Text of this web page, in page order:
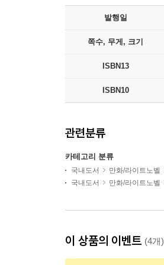
발행일
쪽수, 무게, 크기
ISBN13
ISBN10
관련분류
카테고리 분류
국내도서 만화/라이트노벨
국내도서
만화/라이트노벨
이 상품의 이벤트 (4개)